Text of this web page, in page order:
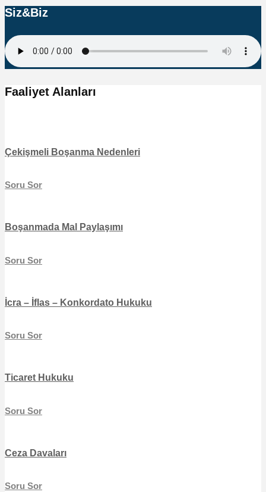
Siz&Biz
Faaliyet Alanları
Çekişmeli Boşanma Nedenleri
Soru Sor
Boşanmada Mal Paylaşımı
Soru Sor
İcra – İflas – Konkordato Hukuku
Soru Sor
Ticaret Hukuku
Soru Sor
Ceza Davaları
Soru Sor